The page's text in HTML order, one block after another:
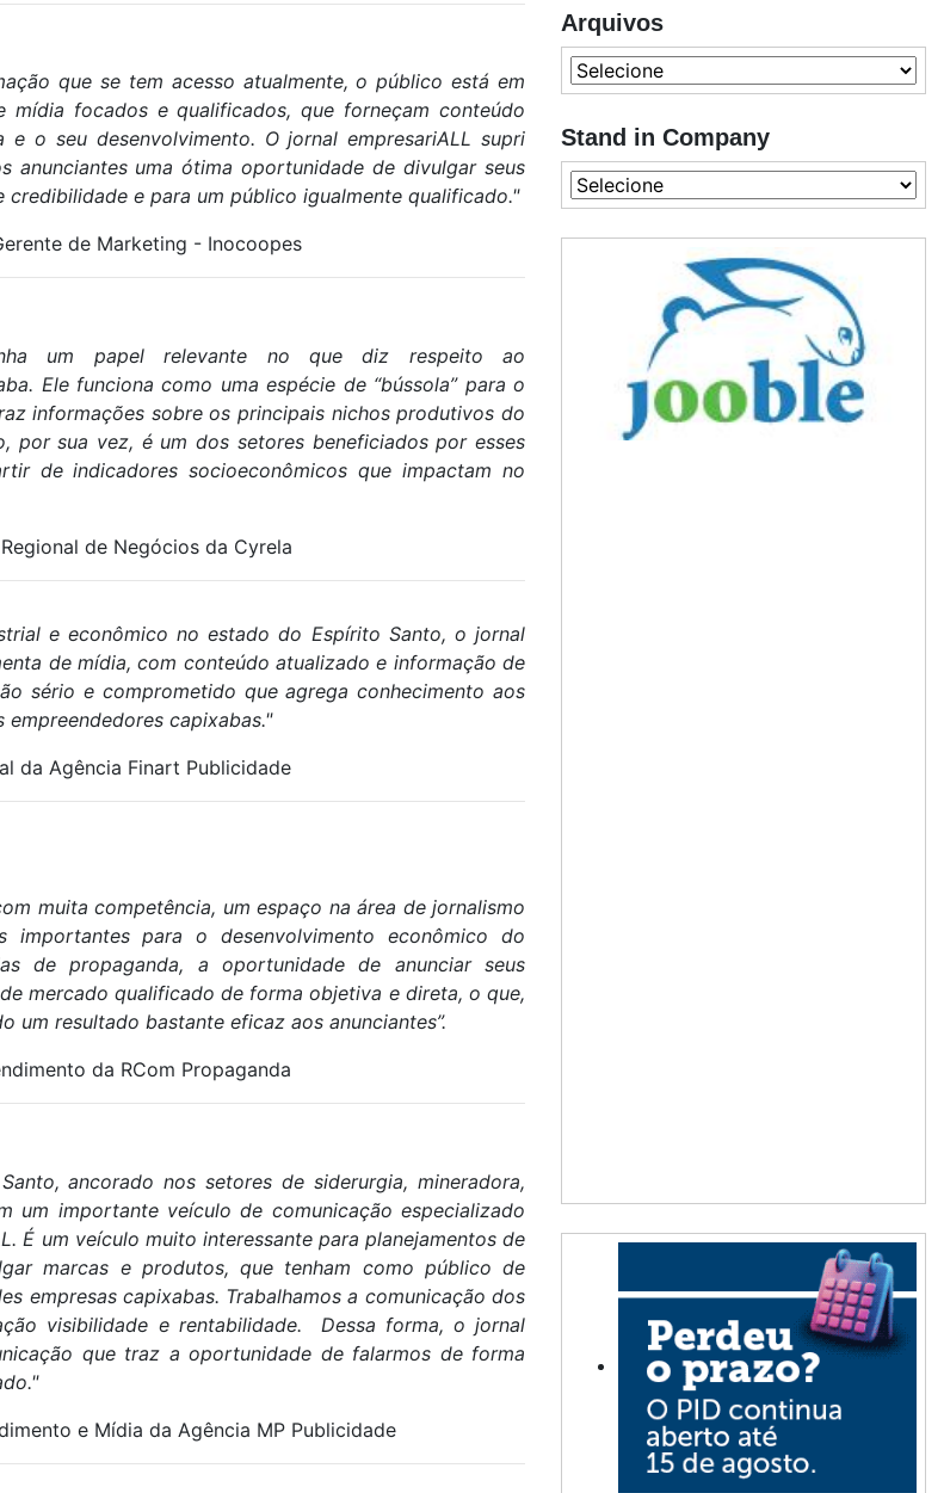
que se tem acesso atualmente, o público está em
focados e qualificados, que forneçam conteúdo
e o seu desenvolvimento. O jornalempresariALL supri
anunciantes uma ótima oportunidade de divulgar seus
e para um público igualmente qualificado."
de Marketing - Inocoopes
um papel relevante no que diz respeito ao
Ele funciona como uma espécie de “bússola” para o
informações sobre os principais nichos produtivos do
por sua vez, é um dos setores beneficiados por esses
de indicadores socioeconômicos que impactam no
de Negócios da Cyrela
e econômico no estado do Espírito Santo, o jornal
de mídia, com conteúdo atualizado e informação de
sério e comprometido que agrega conhecimento aos
capixabas."
da Agência Finart Publicidade
muita competência, um espaço na área de jornalismo
importantespara o desenvolvimento econômico do
de propaganda, a oportunidade de anunciar seus
mercado qualificado de forma objetiva e direta, o que,
um resultado bastante eficaz aos anunciantes”.
da RCom Propaganda
ancorado nos setores de siderurgia, mineradora,
um importante veículo de comunicação especializado
É um veículo muito interessante para planejamentos de
marcas e produtos, que tenham como público de
empresas capixabas. Trabalhamos a comunicação dos
visibilidade e rentabilidade. Dessa forma, o jornal
que traz a oportunidade de falarmos de forma
e Mídia da Agência MP Publicidade
Arquivos
Stand in Company